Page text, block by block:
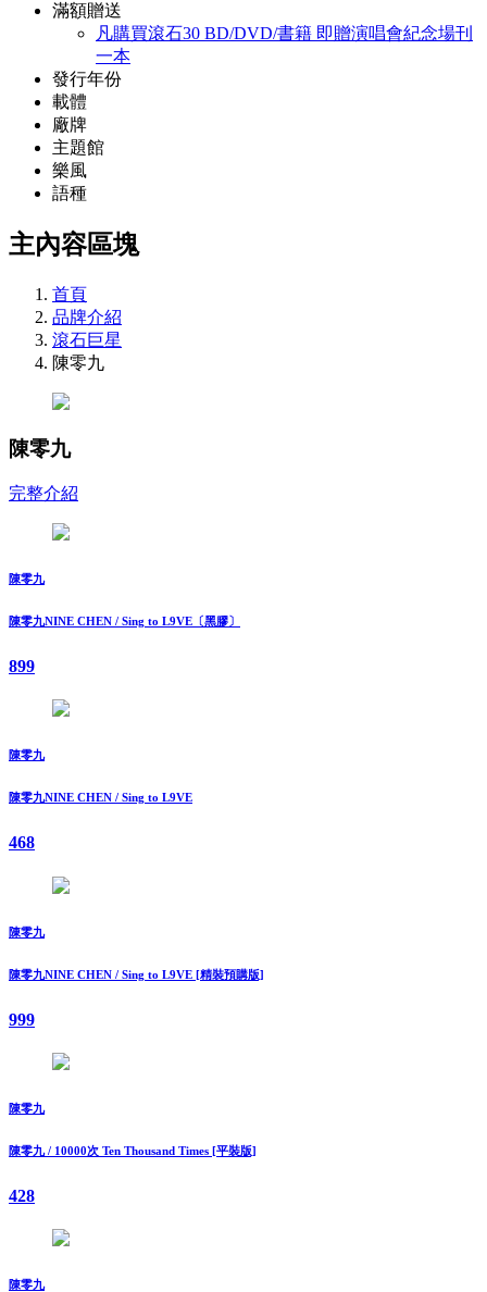
滿額贈送
凡購買滾石30 BD/DVD/書籍 即贈演唱會紀念場刊
一本
發行年份
載體
廠牌
主題館
樂風
語種
主內容區塊
首頁
品牌介紹
滾石巨星
陳零九
陳零九
完整介紹
陳零九
陳零九NINE CHEN / Sing to L9VE〔黑膠〕
899
陳零九
陳零九NINE CHEN / Sing to L9VE
468
陳零九
陳零九NINE CHEN / Sing to L9VE [精裝預購版]
999
陳零九
陳零九 / 10000次 Ten Thousand Times [平裝版]
428
陳零九